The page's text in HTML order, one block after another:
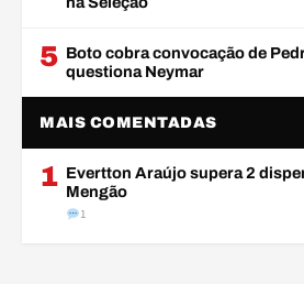
5 Boto cobra convocação de
questiona Neymar
MAIS COMENTADAS
1 Evertton Araújo supera 2
Mengão
1